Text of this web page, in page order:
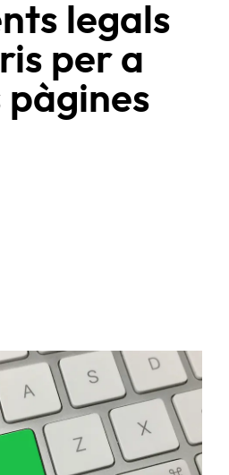
legals
per a
pàgines